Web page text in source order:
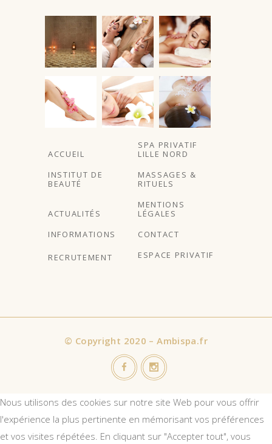
À partir de
ACCUEIL
SPA PRIVATIF
LILLE NORD
INSTITUT DE
BEAUTÉ
MASSAGES &
RITUELS
ACTUALITÉS
MENTIONS
LÉGALES
INFORMATIONS
CONTACT
RECRUTEMENT ESPACE PRIVATIF
© Copyright 2020 – Ambispa.fr
Nous utilisons des cookies sur notre site Web pour vous offrir
l'expérience la plus pertinente en mémorisant vos préférences
et vos visites répétées. En cliquant sur "Accepter tout", vous